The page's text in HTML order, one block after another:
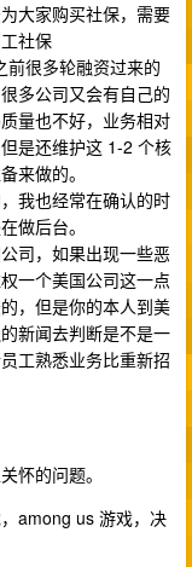
大家购买社保，需要
社保
前很多轮融资过来的
多公司又会有自己的
量也不好，业务相对
是还维护这 1-2 个核
来做的。
我也经常在确认的时
做后台。
司，如果出现一些恶
一个美国公司这一点
，但是你的本人到美
新闻去判断是不是一
工熟悉业务比重新招
怀的问题。
among us 游戏，决